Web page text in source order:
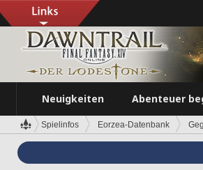
Neuigkeiten Abenteuer
Spielinfos Eorzea-Datenbank